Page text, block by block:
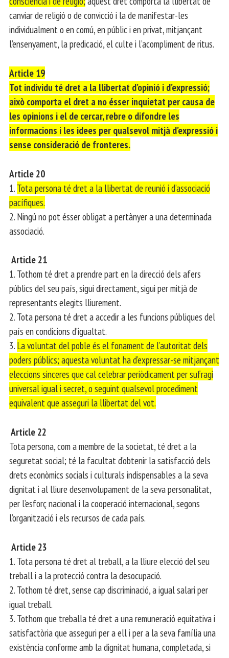
canviar de religió o de convicció i la de manifestar-les
individualment o en comú, en públic i en privat, mitjançant
l’ensenyament, la predicació, el culte i l’acompliment de ritus.
Article 19
Tot individu té dret a la llibertat d’opinió i d’expressió;
això comporta el dret a no ésser inquietat per causa de
les opinions i el de cercar, rebre o difondre les
informacions i les idees per qualsevol mitjà d’expressió i
sense consideració de fronteres.
Article 20
1. Tota persona té dret a la llibertat de reunió i d’associació
pacífiques.
2. Ningú no pot ésser obligat a pertànyer a una determinada
associació.
Article 21
1. Tothom té dret a prendre part en la direcció dels afers
públics del seu país, sigui directament, sigui per mitjà de
representants elegits lliurement.
2. Tota persona té dret a accedir a les funcions públiques del
país en condicions d’igualtat.
3. La voluntat del poble és el fonament de l’autoritat dels
poders públics; aquesta voluntat ha d’expressar-se mitjançant
eleccions sinceres que cal celebrar periòdicament per sufragi
universal igual i secret, o seguint qualsevol procediment
equivalent que asseguri la llibertat del vot.
Article 22
Tota persona, com a membre de la societat, té dret a la
seguretat social; té la facultat d’obtenir la satisfacció dels
drets econòmics socials i culturals indispensables a la seva
dignitat i al lliure desenvolupament de la seva personalitat,
per l’esforç nacional i la cooperació internacional, segons
l’organització i els recursos de cada país.
Article 23
1. Tota persona té dret al treball, a la lliure elecció del seu
treball i a la protecció contra la desocupació.
2. Tothom té dret, sense cap discriminació, a igual salari per
igual treball.
3. Tothom que treballa té dret a una remuneració equitativa i
satisfactòria que asseguri per a ell i per a la seva família una
existència conforme amb la dignitat humana, completada, si